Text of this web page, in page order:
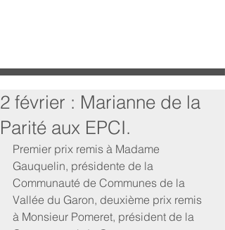
2 février : Marianne de la
Parité aux EPCI.
Premier prix remis à Madame
Gauquelin, présidente de la
Communauté de Communes de la
Vallée du Garon, deuxième prix remis
à Monsieur Pomeret, président de la